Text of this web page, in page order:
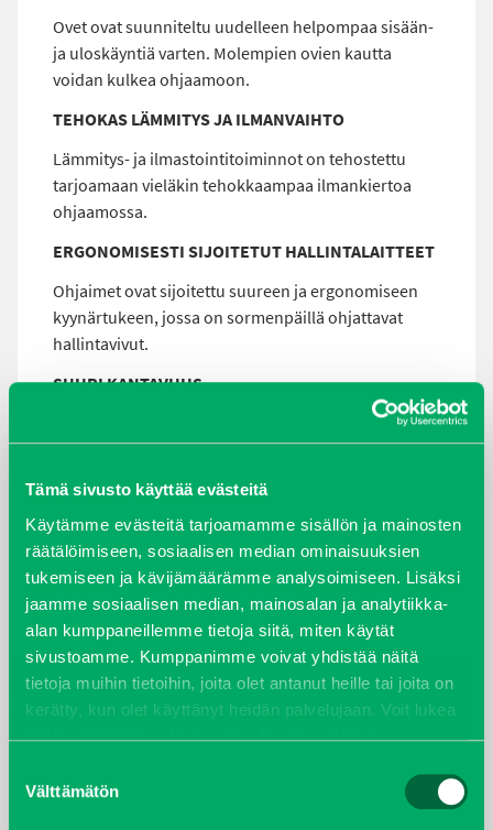
Tämä sivusto käyttää evästeitä
Käytämme evästeitä tarjoamamme sisällön ja mainosten
räätälöimiseen, sosiaalisen median ominaisuuksien
tukemiseen ja kävijämäärämme analysoimiseen. Lisäksi
jaamme sosiaalisen median, mainosalan ja analytiikka-
alan kumppaneillemme tietoja siitä, miten käytät
sivustoamme. Kumppanimme voivat yhdistää näitä
tietoja muihin tietoihin, joita olet antanut heille tai joita on
kerätty, kun olet käyttänyt heidän palvelujaan. Voit lukea
lisää evästeistä sekä muuttaa hyväksyntääsievästeet
valinta
Välttämätön
Ovet ovat suunniteltu uudelleen helpompaa sisään-
ja uloskäyntiä varten. Molempien ovien kautta
voidan kulkea ohjaamoon.
TEHOKAS LÄMMITYS JA ILMANVAIHTO
Lämmitys- ja ilmastointitoiminnot on tehostettu
tarjoamaan vieläkin tehokkaampaa ilmankiertoa
ohjaamossa.
ERGONOMISESTI SIJOITETUT HALLINTALAITTEET
Ohjaimet ovat sijoitettu suureen ja ergonomiseen
kyynärtukeen, jossa on sormenpäillä ohjattavat
hallintavivut.
SUURI KANTAVUUS
Suuri sisätilan näyttö näyttää koneen kriittiset
diagnostiikkatiedot, mikä tekee vianetsinnästä
erittäin yksinkertaista, tilanteen niin vaatiessa.